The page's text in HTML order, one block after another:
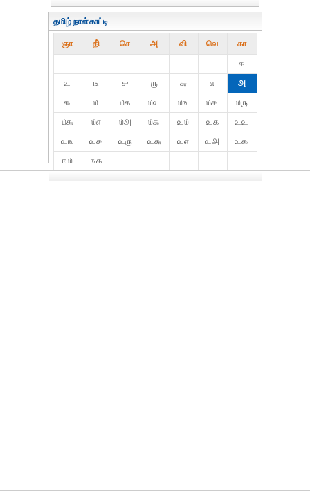
தமிழ் நாள்காட்டி
ஞா தி் செ அ வி வெ கா
௧
௨
௩ ௪ ௫ ௬ ௭
௮
௯
௰ ௰௧ ௰௨ ௰௩ ௰௪
௰௫
௰௬
௰௭ ௰௮ ௰௯ ௨௰ ௨௧
௨௨
௨௩
௨௪ ௨௫ ௨௬ ௨௭ ௨௮
௨௯
௩௰
௩௧